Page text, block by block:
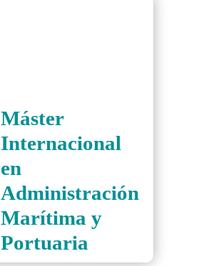
Máster
Internacional
en
Administración
Marítima y
Portuaria